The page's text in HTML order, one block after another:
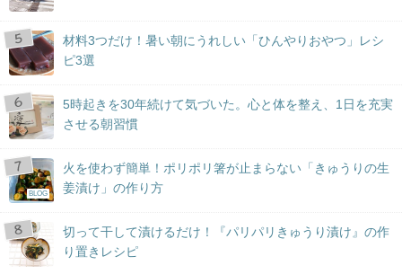
材料3つだけ！暑い朝にうれしい「ひんやりおやつ」レシ
ピ3選
5時起きを30年続けて気づいた。心と体を整え、1日を充実
させる朝習慣
BLOG
火を使わず簡単！ポリポリ箸が止まらない「きゅうりの生
姜漬け」の作り方
切って干して漬けるだけ！『パリパリきゅうり漬け』の作
り置きレシピ